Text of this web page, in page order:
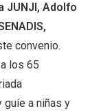
JUNJI, Adolfo
convenio.
los 65
a niñas y